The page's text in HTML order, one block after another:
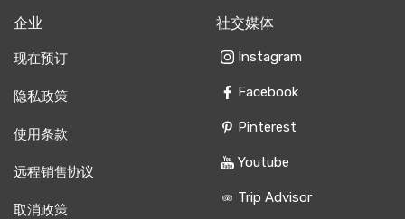
企业
现在预订
隐私政策
使用条款
远程销售协议
取消政策
社交媒体
Instagram
Facebook
Pinterest
Youtube
Trip Advisor